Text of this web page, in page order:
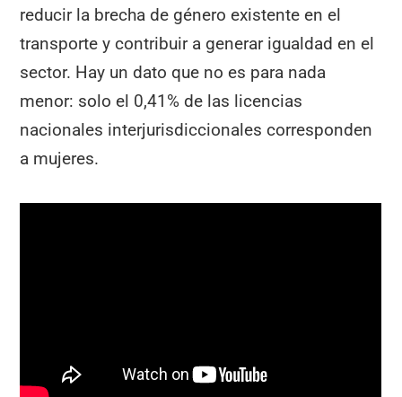
reducir la brecha de género existente en el
transporte y contribuir a generar igualdad en el
sector. Hay un dato que no es para nada
menor: solo el 0,41% de las licencias
nacionales interjurisdiccionales corresponden
a mujeres.